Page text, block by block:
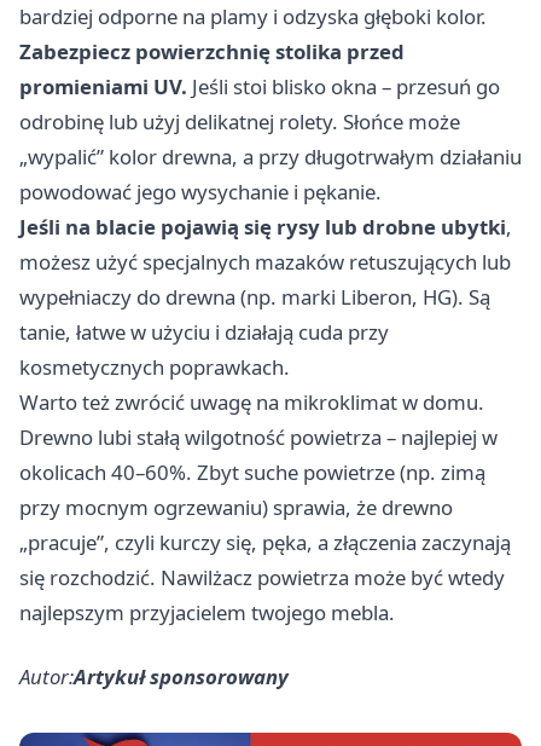
bardziej odporne na plamy i odzyska głęboki kolor.
Zabezpiecz powierzchnię stolika przed
promieniami UV. Jeśli stoi blisko okna – przesuń go
odrobinę lub użyj delikatnej rolety. Słońce może
„wypalić” kolor drewna, a przy długotrwałym działaniu
powodować jego wysychanie i pękanie.
Jeśli na blacie pojawią się rysy lub drobne ubytki,
możesz użyć specjalnych mazaków retuszujących lub
wypełniaczy do drewna (np. marki Liberon, HG). Są
tanie, łatwe w użyciu i działają cuda przy
kosmetycznych poprawkach.
Warto też zwrócić uwagę na mikroklimat w domu.
Drewno lubi stałą wilgotność powietrza – najlepiej w
okolicach 40–60%. Zbyt suche powietrze (np. zimą
przy mocnym ogrzewaniu) sprawia, że drewno
„pracuje”, czyli kurczy się, pęka, a złączenia zaczynają
się rozchodzić. Nawilżacz powietrza może być wtedy
najlepszym przyjacielem twojego mebla.
Autor:Artykuł sponsorowany